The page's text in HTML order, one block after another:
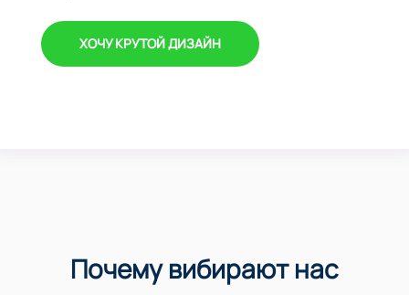
ХОЧУ КРУТОЙ ДИЗАЙН
Почему вибирают нас